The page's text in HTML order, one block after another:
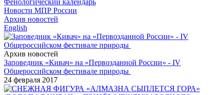
Новости МПР России
Архив новостей
English
Архив новостей
Заповедник «Кивач» на «Первозданной России» - IV
Общероссийском фестивале природы
24 февраля 2017